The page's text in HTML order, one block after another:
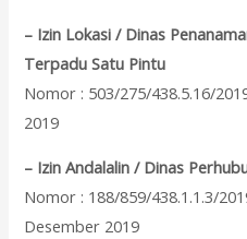
– Izin Lokasi / Dinas
Terpadu Satu Pintu
Nomor : 503/275/438.5.16/
2019
– Izin Andalalin / Dinas
Nomor : 188/859/438.1.1.3/
Desember 2019